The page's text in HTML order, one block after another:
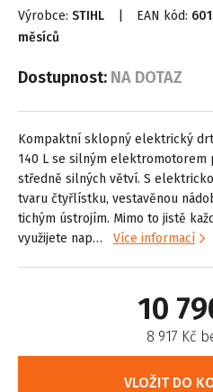
Výrobce: STIHL EAN kód:
měsíců
Dostupnost: NA DOTAZ
Kompaktní sklopný elektrický
140 L se silným
středně silných větví. S
tvaru čtyřlístku, vestavěnou
tichým ústrojím. Mimo to jistě
využijete nap… Více informací
10
8 917 Kč
VLOŽIT DO